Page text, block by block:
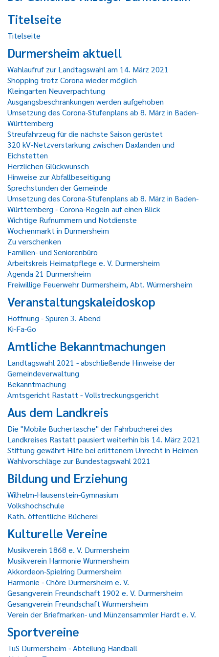
Titelseite
Titelseite
Durmersheim aktuell
Wahlaufruf zur Landtagswahl am 14. März 2021
Shopping trotz Corona wieder möglich
Kleingarten Neuverpachtung
Ausgangsbeschränkungen werden aufgehoben
Umsetzung des Corona-Stufenplans ab 8. März in Baden-
Württemberg
Streufahrzeug für die nächste Saison gerüstet
320 kV-Netzverstärkung zwischen Daxlanden und
Eichstetten
Herzlichen Glückwunsch
Hinweise zur Abfallbeseitigung
Sprechstunden der Gemeinde
Umsetzung des Corona-Stufenplans ab 8. März in Baden-
Württemberg - Corona-Regeln auf einen Blick
Wichtige Rufnummern und Notdienste
Wochenmarkt in Durmersheim
Zu verschenken
Familien- und Seniorenbüro
Arbeitskreis Heimatpflege e. V. Durmersheim
Agenda 21 Durmersheim
Freiwillige Feuerwehr Durmersheim, Abt. Würmersheim
Veranstaltungskaleidoskop
Hoffnung - Spuren 3. Abend
Ki-Fa-Go
Amtliche Bekanntmachungen
Landtagswahl 2021 - abschließende Hinweise der
Gemeindeverwaltung
Bekanntmachung
Amtsgericht Rastatt - Vollstreckungsgericht
Aus dem Landkreis
Die "Mobile Büchertasche" der Fahrbücherei des
Landkreises Rastatt pausiert weiterhin bis 14. März 2021
Stiftung gewährt Hilfe bei erlittenem Unrecht in Heimen
Wahlvorschläge zur Bundestagswahl 2021
Bildung und Erziehung
Wilhelm-Hausenstein-Gymnasium
Volkshochschule
Kath. öffentliche Bücherei
Kulturelle Vereine
Musikverein 1868 e. V. Durmersheim
Musikverein Harmonie Würmersheim
Akkordeon-Spielring Durmersheim
Harmonie - Chöre Durmersheim e. V.
Gesangverein Freundschaft 1902 e. V. Durmersheim
Gesangverein Freundschaft Würmersheim
Verein der Briefmarken- und Münzensammler Hardt e. V.
Sportvereine
TuS Durmersheim - Abteilung Handball